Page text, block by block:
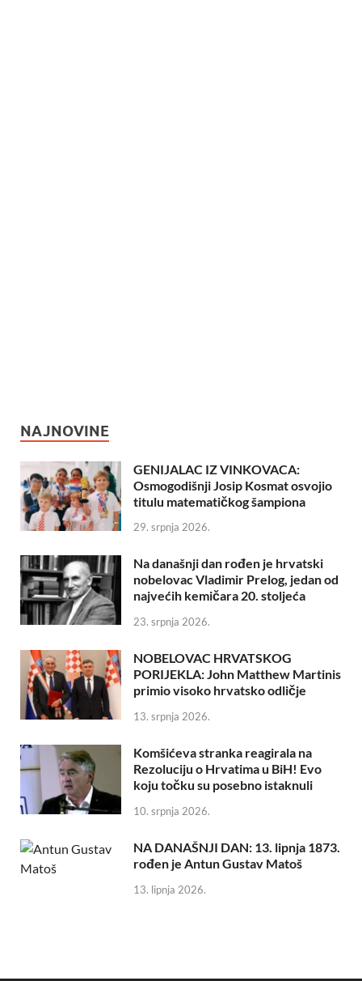
NAJNOVINE
GENIJALAC IZ VINKOVACA:
Osmogodišnji Josip Kosmat osvojio
titulu matematičkog šampiona
29. srpnja 2026.
Na današnji dan rođen je hrvatski
nobelovac Vladimir Prelog, jedan od
najvećih kemičara 20. stoljeća
23. srpnja 2026.
NOBELOVAC HRVATSKOG
PORIJEKLA: John Matthew Martinis
primio visoko hrvatsko odličje
13. srpnja 2026.
Komšićeva stranka reagirala na
Rezoluciju o Hrvatima u BiH! Evo
koju točku su posebno istaknuli
10. srpnja 2026.
NA DANAŠNJI DAN: 13. lipnja 1873.
rođen je Antun Gustav Matoš
13. lipnja 2026.